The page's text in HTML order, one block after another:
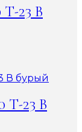
Т-23 В
Т-23 В